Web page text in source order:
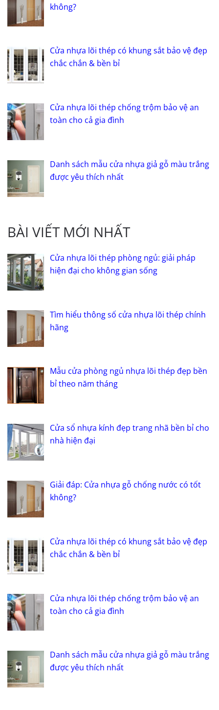
không?
Cửa nhựa lõi thép có khung sắt bảo vệ đẹp
chắc chắn & bền bỉ
Cửa nhựa lõi thép chống trộm bảo vệ an
toàn cho cả gia đình
Danh sách mẫu cửa nhựa giả gỗ màu trắng
được yêu thích nhất
BÀI VIẾT MỚI NHẤT
Cửa nhựa lõi thép phòng ngủ: giải pháp
hiện đại cho không gian sống
Tìm hiểu thông số cửa nhựa lõi thép chính
hãng
Mẫu cửa phòng ngủ nhựa lõi thép đẹp bền
bỉ theo năm tháng
Cửa sổ nhựa kính đẹp trang nhã bền bỉ cho
nhà hiện đại
Giải đáp: Cửa nhựa gỗ chống nước có tốt
không?
Cửa nhựa lõi thép có khung sắt bảo vệ đẹp
chắc chắn & bền bỉ
Cửa nhựa lõi thép chống trộm bảo vệ an
toàn cho cả gia đình
Danh sách mẫu cửa nhựa giả gỗ màu trắng
được yêu thích nhất